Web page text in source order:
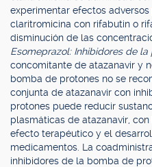
experimentar efectos
claritromicina con rifabutin o
disminución de las
Esomeprazol: Inhibidores de la
concomitante de atazanavir y
bomba de protones no se
conjunta de atazanavir con
protones puede reducir
plasmáticas de atazanavir,
efecto terapéutico y el
medicamentos. La
inhibidores de la bomba de